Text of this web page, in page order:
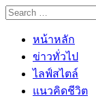
Search
for:
หน้าหลัก
ข่าวทั่วไป
ไลฟ์สไตล์
แนวคิดชีวิต